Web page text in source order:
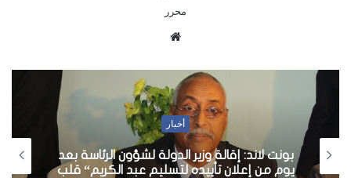
محرر
ع
ا
ل
و
ي
أخبار
بونت لاند: إقالة وزير الدولة لشؤون الرئاسة بعد
يوم من إعلان تأييده لتسليم عبد الكريم“ قلب